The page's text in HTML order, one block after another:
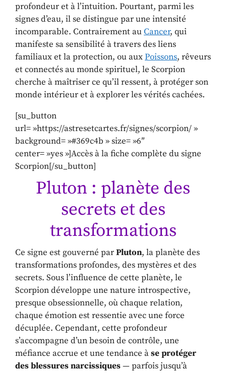
profondeur et à l’intuition. Pourtant, parmi les
signes d’eau, il se distingue par une intensité
incomparable. Contrairement auCancer, qui
manifeste sa sensibilité à travers des liens
familiaux et la protection, ou auxPoissons, rêveurs
et connectés au monde spirituel, le Scorpion
cherche à maîtriser ce qu’il ressent, à protéger son
monde intérieur et à explorer les vérités cachées.
[su_button
url= »https://astresetcartes.fr/signes/scorpion/ »
background= »#369c4b » size= »6″
center= »yes »]Accès à la fiche complète du signe
Scorpion[/su_button]
Pluton : planète des
secrets et des
transformations
Ce signe est gouverné parPluton, la planète des
transformations profondes, des mystères et des
secrets. Sous l’influence de cette planète, le
Scorpion développe une nature introspective,
presque obsessionnelle, où chaque relation,
chaque émotion est ressentie avec une force
décuplée. Cependant, cette profondeur
s’accompagne d’un besoin de contrôle, une
méfiance accrue et une tendance àse protéger
des blessures narcissiques— parfois jusqu’à